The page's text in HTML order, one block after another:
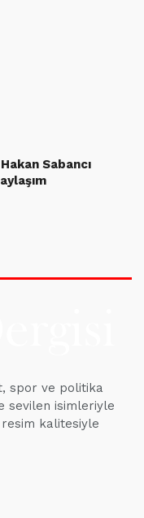
Sabancı
spor ve politika
sevilen isimleriyle
kalitesiyle